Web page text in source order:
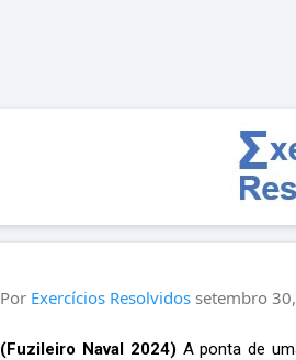
Por Exercícios Resolvidos setembro
(Fuzileiro Naval 2024) A ponta de